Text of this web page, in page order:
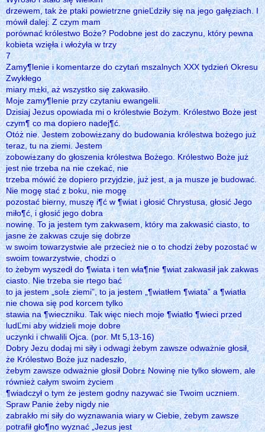
drzewem, tak że ptaki powietrzne gnieĽdziły się na jego gałęziach. I
mówił dalej: Z czym mam
porównać królestwo Boże? Podobne jest do zaczynu, który pewna
kobieta wzięła i włożyła w trzy
7
Zamy¶lenie i komentarze do czytań mszalnych XXX tydzień Okresu
Zwykłego
miary m±ki, aż wszystko się zakwasiło.
Moje zamy¶lenie przy czytaniu ewangelii.
Dzisiaj Jezus opowiada mi o królestwie Bożym. Królestwo Boże jest
czym¶ co ma dopiero nadej¶ć.
Otóż nie. Jestem zobowi±zany do budowania królestwa bożego już
teraz, tu na ziemi. Jestem
zobowi±zany do głoszenia królestwa Bożego. Królestwo Boże już
jest nie trzeba na nie czekać, nie
trzeba mówić że dopiero przyjdzie, już jest, a ja musze je budować.
Nie mogę stać z boku, nie mogę
pozostać bierny, muszę i¶ć w ¶wiat i głosić Chrystusa, głosić Jego
miło¶ć, i głosić jego dobra
nowinę. To ja jestem tym zakwasem, który ma zakwasić ciasto, to
jasne że zakwas czuje się dobrze
w swoim towarzystwie ale przecież nie o to chodzi żeby pozostać w
swoim towarzystwie, chodzi o
to żebym wyszedł do ¶wiata i ten wła¶nie ¶wiat zakwasił jak zakwas
ciasto. Nie trzeba sie rtego bać
to ja jestem „sol± ziemi”, to ja jestem „¶wiatłem ¶wiata” a ¶wiatła
nie chowa się pod korcem tylko
stawia na ¶wieczniku. Tak więc niech moje ¶wiatło ¶wieci przed
ludĽmi aby widzieli moje dobre
uczynki i chwalili Ojca. (por. Mt 5,13-16)
Dobry Jezu dodaj mi siły i odwagi żebym zawsze odważnie głosił,
że Królestwo Boże juz nadeszło,
żebym zawsze odważnie głosił Dobr± Nowinę nie tylko słowem, ale
również całym swoim życiem
¶wiadczył o tym że jestem godny nazywać sie Twoim uczniem.
Spraw Panie żeby nigdy nie
zabrakło mi siły do wyznawania wiary w Ciebie, żebym zawsze
potrafił gło¶no wyznać „Jezus jest